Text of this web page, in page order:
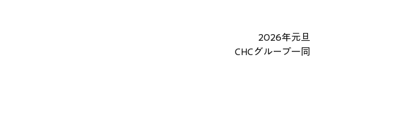
2026年元旦
CHCグループ一同